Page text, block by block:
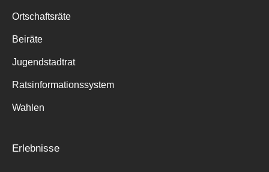
Ortschaftsräte
Beiräte
Jugendstadtrat
Ratsinformationssystem
Wahlen
Erlebnisse